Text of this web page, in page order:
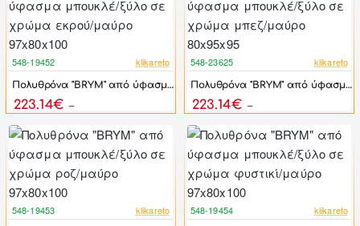
-44%
548-19452 klikareto
Πολυθρόνα "BRYM" από ύφασμα μπουκλέ/ξύλο σε χρώμα εκρού/μαύρο 97x80x100
223.14€
-44%
548-23625 klikareto
Πολυθρόνα "BRYM" από ύφασμα μπουκλέ/ξύλο σε χρώμα μπεζ/μαύρο 80x95x95
223.14€
-44%
548-19453 klikareto -44%
548-19454 klikareto